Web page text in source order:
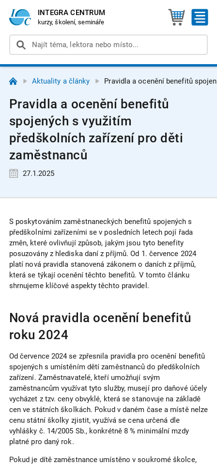
INTEGRA CENTRUM
kurzy, školení, semináře
Aktuality a články Pravidla a ocenění benefitů
Pravidla a ocenění benefitů
spojených s využitím
předškolních zařízení pro děti
zaměstnanců
27.1.2025
S poskytováním zaměstnaneckých benefitů spojených s
předškolními zařízeními se v posledních letech pojí řada
změn, které ovlivňují způsob, jakým jsou tyto benefity
posuzovány z hlediska daní z příjmů. Od 1. července 2024
platí nová pravidla stanovená zákonem o daních z příjmů,
která se týkají ocenění těchto benefitů. V tomto článku
shrnujeme klíčové aspekty těchto pravidel.
Nová pravidla ocenění benefitů
roku 2024
Od července 2024 se zpřesnila pravidla pro ocenění benefitů
spojených s umístěním dětí zaměstnanců do předškolních
zařízení. Zaměstnavatelé, kteří umožňují svým
zaměstnancům využívat tyto služby, musejí pro daňové účely
vycházet z tzv. ceny obvyklé, která se stanovuje na základě
cen ve státních školkách. Pokud v daném čase a místě nelze
cenu státní školky zjistit, využívá se cena určená dle
vyhlášky č. 14/2005 Sb., konkrétně 8 % minimální mzdy
platné pro daný rok.
Pokud je dítě zaměstnance umístěno v soukromé školce,